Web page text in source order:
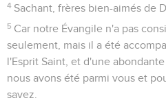
4 Sachant, frères bien-aimés de
5 Car notre Évangile n'a pas
seulement, mais il a été
l'Esprit Saint, et d'une
nous avons été parmi vous et
savez.